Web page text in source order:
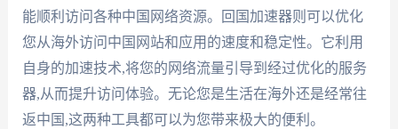
能顺利访问各种中国网络资源。回国加速器则可以优化
您从海外访问中国网站和应用的速度和稳定性。它利用
自身的加速技术,将您的网络流量引导到经过优化的服务
器,从而提升访问体验。无论您是生活在海外还是经常往
返中国,这两种工具都可以为您带来极大的便利。